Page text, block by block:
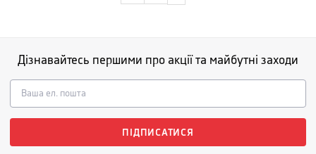
Дізнавайтесь першими про акції та майбутні заходи
ПІДПИСАТИСЯ